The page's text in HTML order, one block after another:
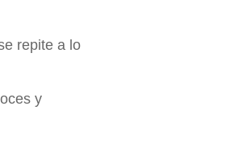
repite a lo
y